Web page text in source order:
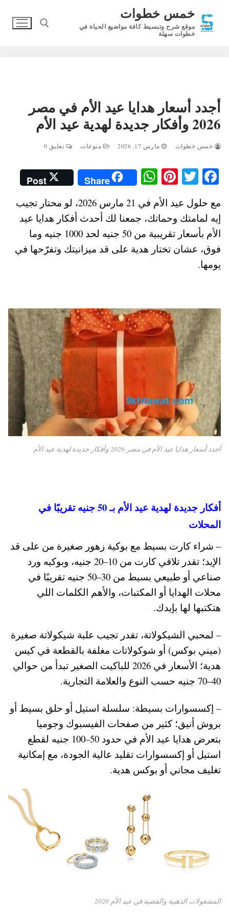
المحتوى
خمس خطوات
موقع شرح وتبسيط كافة مواضيع الحياة في
خطوات سهلة
أجدد أسعار هدايا عيد الأم في مصر
2026 وأفكار جديدة لهدية عيد الأم
خمس خطوات مارس 17, 2026 منوعات تعليق 0
Fa
ce
bo
ok
T
wi
tte
r
Pi
nt
er
es
t
W
ha
ts
A
pp
Share
Post
مع حلول عيد الأم في 21 مارس 2026، لو محتار تجيب
إيه لمامتك وحماتك، جمعنا لك أحدث أفكار هدايا عيد
الأم بأسعار تقريبية من 50 جنيه لحد 1000 جنيه وما
فوق، عشان تختار هدية على قد ميزانيتك وتفرّحها في
يومها.
أجدد أسعار هدايا عيد الأم في مصر 2026 وأفكار جديدة لهدية عيد الأم
أفكار جديدة لهدية عيد الأم بـ 50 جنيه تقريبًا في
المحلات
– شراء كارت بسيط مع بوكية زهور صغيرة من على قد
الإيد؛ تقدر تلاقي كارت من 10–20 جنيه، وبوكيه ورد
صناعي أو طبيعي بسيط من 30–50 جنيه تقريبًا في
محلات الهدايا أو المكتبات، والأهم الكلمات اللي
هتكتبها لها بإيدك.
– لمحبي الشيكولاتة، تقدر تجيب علبة شيكولاتة صغيرة
(ميني بوكس) أو شوكولاتات مغلفة بالقطعة في كيس
هدية؛ الأسعار في 2026 للباكيت الصغير تبدأ من حوالي
40–70 جنيه حسب النوع والعلامة التجارية.
– إكسسوارات بسيطة: سلسلة استيل أو حلق بسيط أو
بروش أنيق؛ كثير من صفحات الفيسبوك وجوميا
بتعرض هدايا عيد الأم في حدود 50–100 جنيه لقطع
استيل أو إكسسوارات تقليد عالية الجودة، مع إمكانية
تغليف مجاني أو بوكس هدية.
المشغولات الذهبية والفضية في عيد الأم 2026